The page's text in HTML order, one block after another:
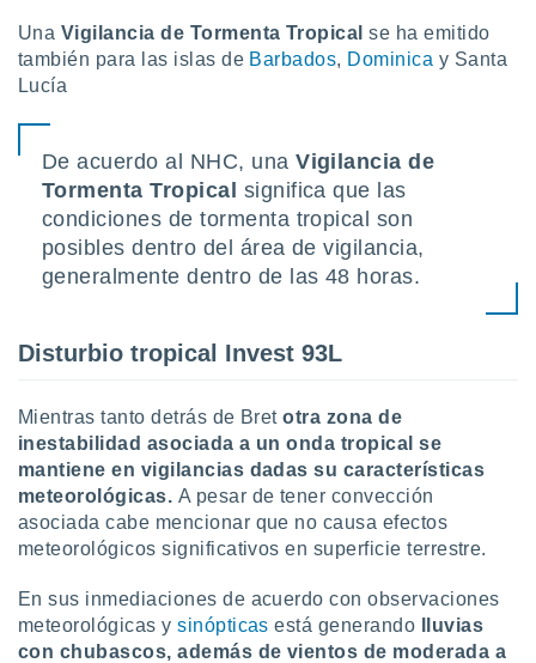
Una Vigilancia de Tormenta Tropicalse ha emitido
también para las islas de Barbados, Dominica y Santa
Lucía
De acuerdo al NHC, una Vigilancia de
Tormenta Tropical significa que las
condiciones de tormenta tropical son
posibles dentro del área de vigilancia,
generalmente dentro de las 48 horas.
Disturbio tropical Invest 93L
Mientras tanto detrás de Bretotra zona de
inestabilidad asociada a un onda tropical se
mantiene en vigilancias dadas su características
meteorológicas. A pesar de tener convección
asociada cabe mencionar que no causa efectos
meteorológicos significativos en superficie terrestre.
En sus inmediaciones de acuerdo con observaciones
meteorológicas ysinópticasestá generando lluvias
con chubascos, además de vientos de moderada a